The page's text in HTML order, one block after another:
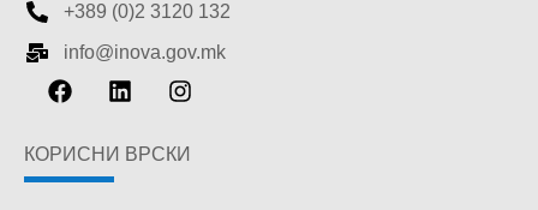
+389 (0)2 3120 132
info@inova.gov.mk
КОРИСНИ ВРСКИ